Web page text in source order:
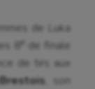
de Luka
8
e
de finale
de tirs aux
, son